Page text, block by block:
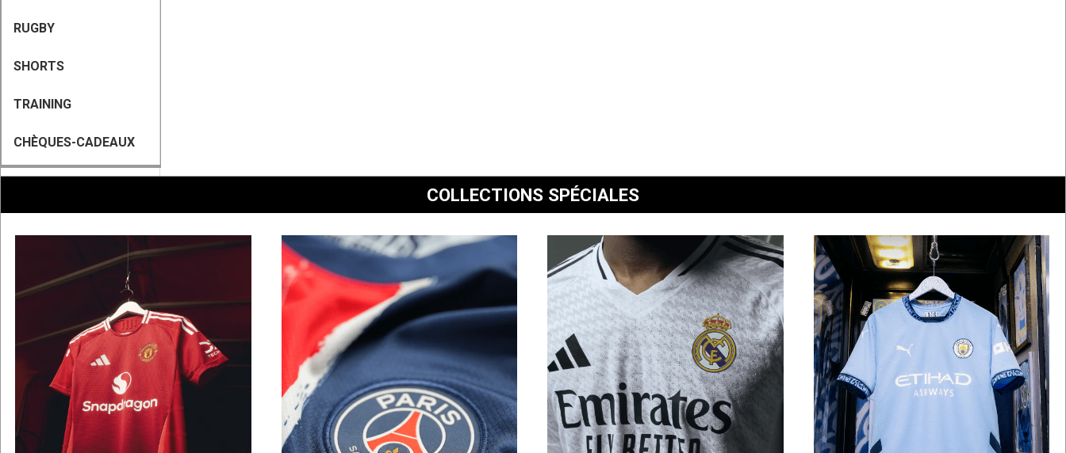
RUGBY
SHORTS
TRAINING
CHÈQUES-CADEAUX
COLLECTIONS SPÉCIALES